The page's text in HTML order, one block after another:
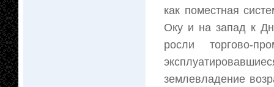
как поместная
Оку и на запад к
росли торгово-
землевладение